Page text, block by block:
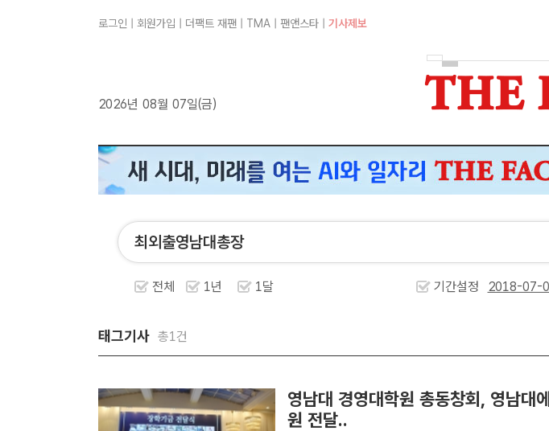
로그인 회원가입 더팩트 재팬 TMA 팬앤스타 기사제보
2026년 08월 07일(금)
전체 1년 1달 기간설정
태그기사 총1건
영남대 경영대학원 총동창회, 영남대
원 전달..